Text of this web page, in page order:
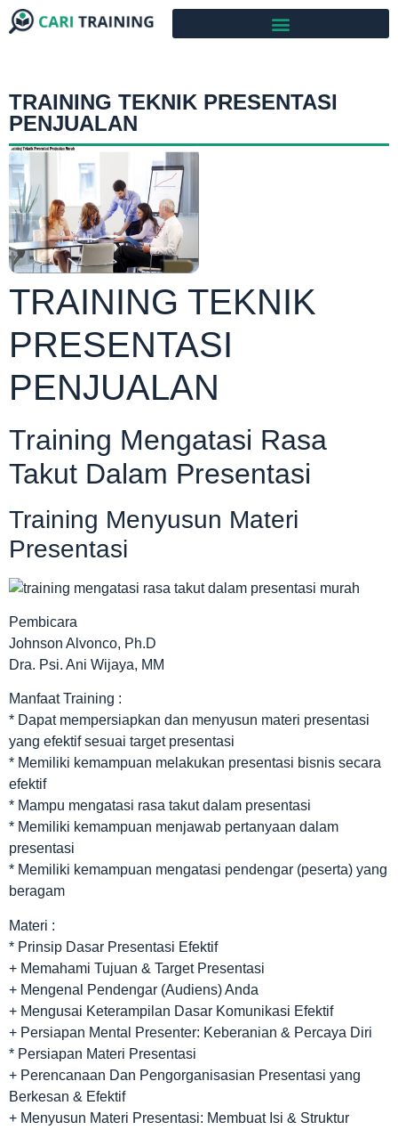
TRAINING TEKNIK PRESENTASI
PENJUALAN
TRAINING TEKNIK
PRESENTASI
PENJUALAN
Training Mengatasi Rasa
Takut Dalam Presentasi
Training Menyusun Materi
Presentasi
Pembicara
Johnson Alvonco, Ph.D
Dra. Psi. Ani Wijaya, MM
Manfaat Training :
* Dapat mempersiapkan dan menyusun materi presentasi
yang efektif sesuai target presentasi
* Memiliki kemampuan melakukan presentasi bisnis secara
efektif
* Mampu mengatasi rasa takut dalam presentasi
* Memiliki kemampuan menjawab pertanyaan dalam
presentasi
* Memiliki kemampuan mengatasi pendengar (peserta) yang
beragam
Materi :
* Prinsip Dasar Presentasi Efektif
+ Memahami Tujuan & Target Presentasi
+ Mengenal Pendengar (Audiens) Anda
+ Mengusai Keterampilan Dasar Komunikasi Efektif
+ Persiapan Mental Presenter: Keberanian & Percaya Diri
* Persiapan Materi Presentasi
+ Perencanaan Dan Pengorganisasian Presentasi yang
Berkesan & Efektif
+ Menyusun Materi Presentasi: Membuat Isi & Struktur